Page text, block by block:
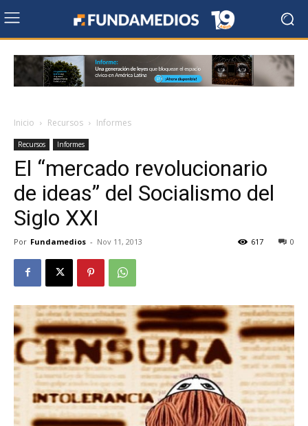
Inicio Recursos Informes
Recursos Informes
El “mercado revolucionario
de ideas” del Socialismo del
Siglo XXI
Por Fundamedios - Nov 11, 2013 0
617